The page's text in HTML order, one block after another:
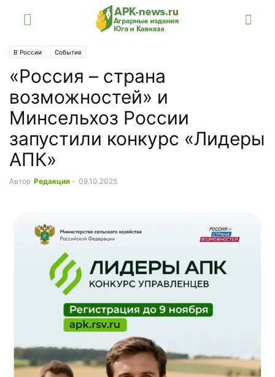
В России Событие
«Россия – страна
возможностей» и
Минсельхоз России
запустили конкурс «Лидеры
АПК»
Автор Редакция - 09.10.2025